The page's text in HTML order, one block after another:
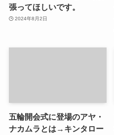
張ってほしいです。
2024年8月2日
五輪開会式に登場のアヤ・
ナカムラとは→キンタロー